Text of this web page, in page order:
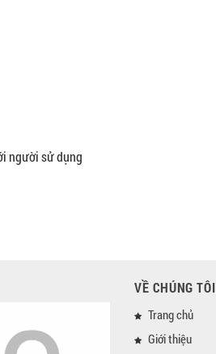
người sử dụng
VỀ CHÚNG TÔI
Trang chủ
Giới thiệu